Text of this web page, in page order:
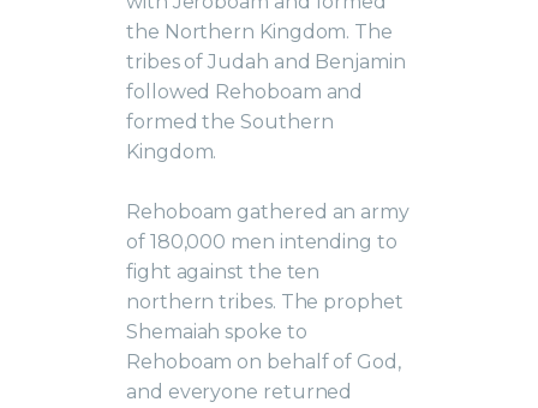
the Northern Kingdom. The
tribes of Judah and Benjamin
followed Rehoboam and
formed the Southern
Kingdom.
Rehoboam gathered an army
of 180,000 men intending to
fight against the ten
northern tribes. The prophet
Shemaiah spoke to
Rehoboam on behalf of God,
and everyone returned